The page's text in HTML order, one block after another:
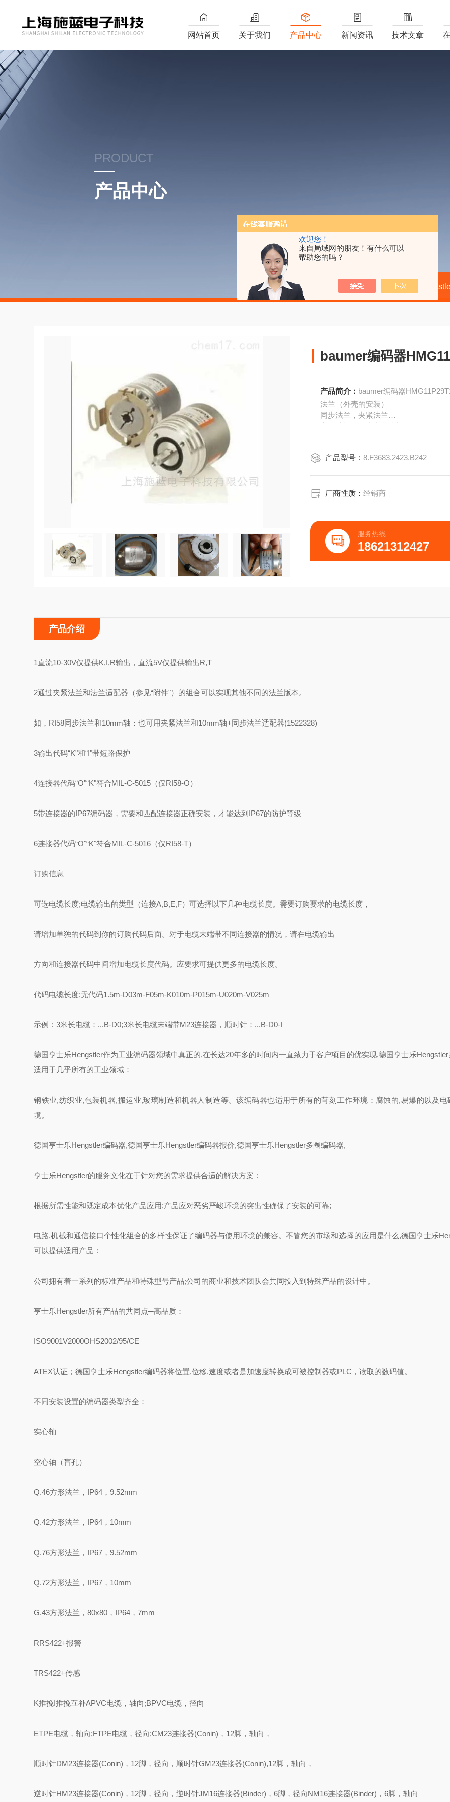
欢迎您！
来自局域网的朋友！有什么可以
帮助您的吗？
网站首页 关于我们 产品中心 新闻资讯 技术文章
PRODUCT
产品中心
首页 产品中心
baumer编码器
产品简介： baumer编码器
法兰（外壳的安装）
同步法兰，夹紧法兰
IP65或IP67轴载，轴向/径向
产品型号：8.F3683.2423.B242
厂商性质：经销商
服务热线
18621312427
产品介绍
1直流10-30V仅提供K,I,R输出，直流5V仅提供输出R,T
2通过夹紧法兰和法兰适配器（参见“附件"）的组合可以实现其他不同的法兰版本。
如，RI58同步法兰和10mm轴：也可用夹紧法兰和10mm轴+同步法兰适配器(1522328)
3输出代码“K"和“I"带短路保护
4连接器代码“O"“K"符合MIL-C-5015（仅RI58-O）
5带连接器的IP67编码器，需要和匹配连接器正确安装，才能达到IP67的防护等级
6连接器代码“O"“K"符合MIL-C-5016（仅RI58-T）
订购信息
可选电缆长度;电缆输出的类型（连接A,B,E,F）可选择以下几种电缆长度。需要订购要求的电缆长度，
请增加单独的代码到你的订购代码后面。对于电缆末端带不同连接器的情况，请在电缆输出
方向和连接器代码中间增加电缆长度代码。应要求可提供更多的电缆长度。
代码电缆长度;无代码1.5m-D03m-F05m-K010m-P015m-U020m-V025m
示例：3米长电缆：...B-D0;3米长电缆末端带M23连接器，顺时针：...B-D0-I
德国亨士乐Hengstler作为工业编码器领域中真正的,在长达20年多的时间内一直致力于客户项目的优实现,德国亨士乐
适用于几乎所有的工业领域：
钢铁业,纺织业,包装机器,搬运业,玻璃制造和机器人制造等。该编码器也适用于所有的苛刻工作环境：腐蚀的,易爆的以及电
境。
德国亨士乐Hengstler编码器,德国亨士乐Hengstler编码器报价,德国亨士乐Hengstler多圈编码器,
亨士乐Hengstler的服务文化在于针对您的需求提供合适的解决方案：
根据所需性能和既定成本优化产品应用;产品应对恶劣严峻环境的突出性确保了安装的可靠;
电路,机械和通信接口个性化组合的多样性保证了编码器与使用环境的兼容。不管您的市场和选择的应用是什么,德国亨士乐
可以提供适用产品：
公司拥有着一系列的标准产品和特殊型号产品;公司的商业和技术团队会共同投入到特殊产品的设计中。
亨士乐Hengstler所有产品的共同点─高品质：
ISO9001V2000OHS2002/95/CE
ATEX认证；德国亨士乐Hengstler编码器将位置,位移,速度或者是加速度转换成可被控制器或PLC，读取的数码值。
不同安装设置的编码器类型齐全：
实心轴
空心轴（盲孔）
Q.46方形法兰，IP64，9.52mm
Q.42方形法兰，IP64，10mm
Q.76方形法兰，IP67，9.52mm
Q.72方形法兰，IP67，10mm
G.43方形法兰，80x80，IP64，7mm
RRS422+报警
TRS422+传感
K推挽I推挽互补APVC电缆，轴向;BPVC电缆，径向
ETPE电缆，轴向;FTPE电缆，径向;CM23连接器(Conin)，12脚，轴向，
顺时针DM23连接器(Conin)，12脚，径向，顺时针GM23连接器(Conin),12脚，轴向，
逆时针HM23连接器(Conin)，12脚，径向，逆时针JM16连接器(Binder)，6脚，径向NM16连接器(Binder)，6脚，轴向